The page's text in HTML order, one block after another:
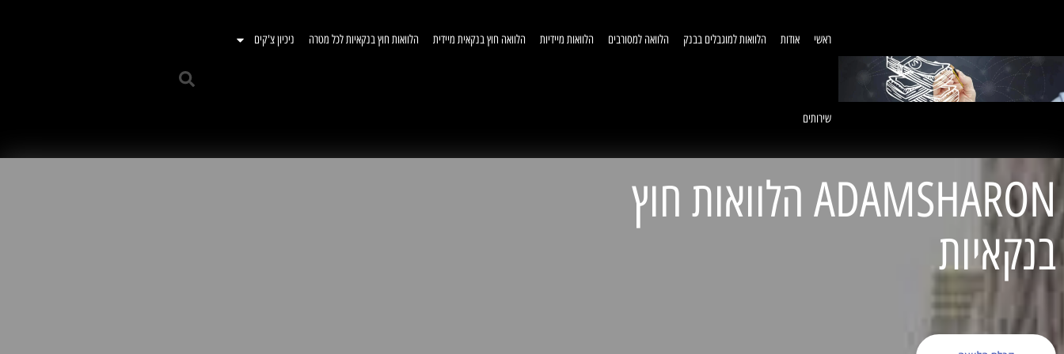
ראשי אודות הלוואות למוגבלים בבנק הלוואה למסורבים הלוואות מיידיות הלוואה חוץ בנקאית מיידית הלוואות חוץ בנקאיות לכל מטרה ניכיון צ'קים
שירותים
ADAMSHARON הלוואות חוץ
בנקאיות